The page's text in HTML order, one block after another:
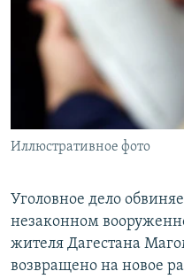
ПОДПИШИТЕСЬ НА
СОЦИАЛЬНЫЕ СЕТИ
Все сайты РСЕ/РС
Иллюстративное фото
Уголовное дело
незаконном
жителя Дагестана
возвращено на новое